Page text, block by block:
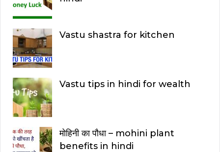
Vastu shastra for kitchen
Vastu tips in hindi for wealth
मोहिनी का पौधा – mohini plant
benefits in hindi